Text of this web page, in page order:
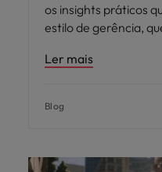
os insights práticos
estilo de gerência,
Ler mais
Blog